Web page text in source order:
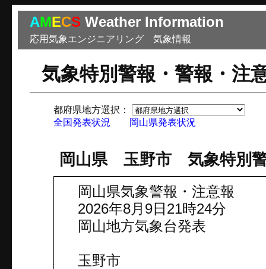
AMECS Weather Information
応用気象エンジニアリング 気象情報
気象特別警報・警報・注
都府県地方選択：
全国発表状況
岡山県発表状況
岡山県 玉野市 気象特別警
岡山県気象警報・注意報
2026年8月9日21時24分
岡山地方気象台発表
玉野市